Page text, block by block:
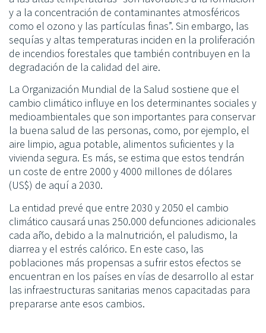
y a la concentración de contaminantes atmosféricos
como el ozono y las partículas finas”. Sin embargo, las
sequías y altas temperaturas inciden en la proliferación
de incendios forestales que también contribuyen en la
degradación de la calidad del aire.
La Organización Mundial de la Salud sostiene que el
cambio climático influye en los determinantes sociales y
medioambientales que son importantes para conservar
la buena salud de las personas, como, por ejemplo, el
aire limpio, agua potable, alimentos suficientes y la
vivienda segura. Es más, se estima que estos tendrán
un coste de entre 2000 y 4000 millones de dólares
(US$) de aquí a 2030.
La entidad prevé que entre 2030 y 2050 el cambio
climático causará unas 250.000 defunciones adicionales
cada año, debido a la malnutrición, el paludismo, la
diarrea y el estrés calórico. En este caso, las
poblaciones más propensas a sufrir estos efectos se
encuentran en los países en vías de desarrollo al estar
las infraestructuras sanitarias menos capacitadas para
prepararse ante esos cambios.